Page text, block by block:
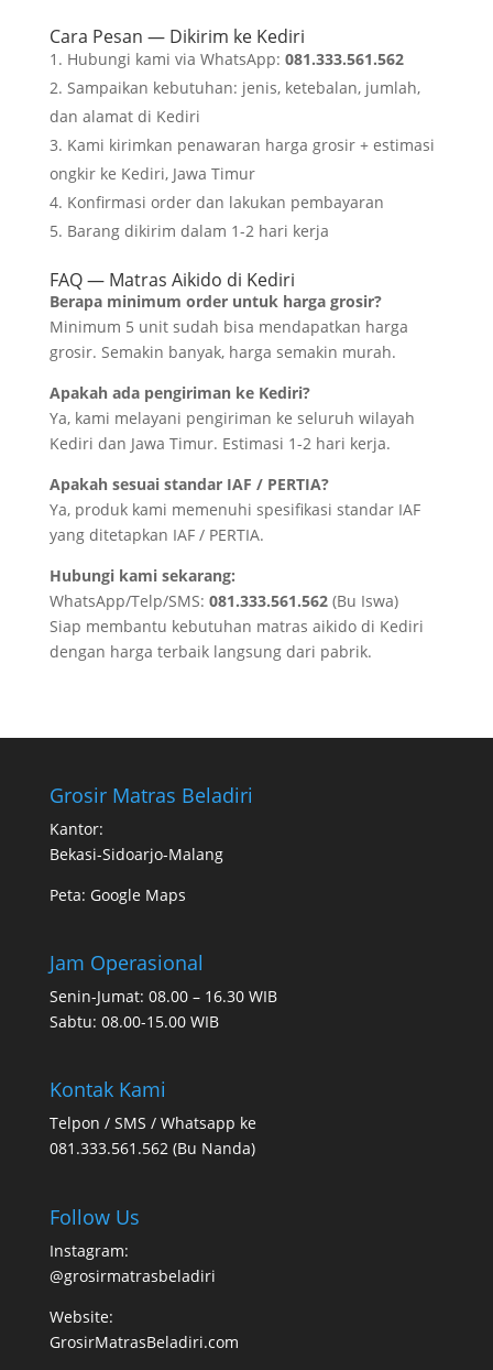
Cara Pesan — Dikirim ke Kediri
Hubungi kami via WhatsApp: 081.333.561.562
Sampaikan kebutuhan: jenis, ketebalan, jumlah,
dan alamat di Kediri
Kami kirimkan penawaran harga grosir + estimasi
ongkir ke Kediri, Jawa Timur
Konfirmasi order dan lakukan pembayaran
Barang dikirim dalam 1-2 hari kerja
FAQ — Matras Aikido di Kediri
Berapa minimum order untuk harga grosir?
Minimum 5 unit sudah bisa mendapatkan harga
grosir. Semakin banyak, harga semakin murah.
Apakah ada pengiriman ke Kediri?
Ya, kami melayani pengiriman ke seluruh wilayah
Kediri dan Jawa Timur. Estimasi 1-2 hari kerja.
Apakah sesuai standar IAF / PERTIA?
Ya, produk kami memenuhi spesifikasi standar IAF
yang ditetapkan IAF / PERTIA.
Hubungi kami sekarang:
WhatsApp/Telp/SMS: 081.333.561.562(Bu Iswa)
Siap membantu kebutuhan matras aikido di Kediri
dengan harga terbaik langsung dari pabrik.
Grosir Matras Beladiri
Kantor:
Bekasi-Sidoarjo-Malang
Peta: Google Maps
Jam Operasional
Senin-Jumat: 08.00 – 16.30 WIB
Sabtu: 08.00-15.00 WIB
Kontak Kami
Telpon / SMS / Whatsapp ke
081.333.561.562 (Bu Nanda)
Follow Us
Instagram:
@grosirmatrasbeladiri
Website:
GrosirMatrasBeladiri.com